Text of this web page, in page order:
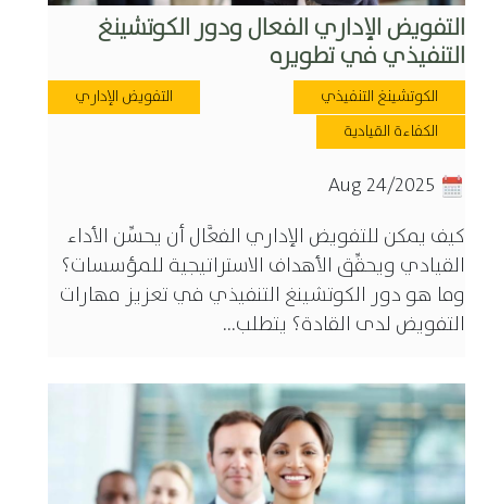
التفويض الإداري الفعال ودور الكوتشينغ
التنفيذي في تطويره
الكوتشينغ التنفيذي
التفويض الإداري
الكفاءة القيادية
كيف يمكن للتفويض الإداري الفعَّال أن يحسِّن الأداء
القيادي ويحقِّق الأهداف الاستراتيجية للمؤسسات؟
وما هو دور الكوتشينغ التنفيذي في تعزيز مهارات
التفويض لدى القادة؟ يتطلب...